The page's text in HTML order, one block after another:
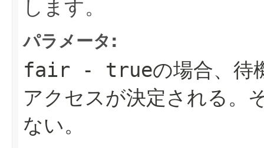
します。
パラメータ:
fair - trueの場合、待
アクセスが決定される。
ない。